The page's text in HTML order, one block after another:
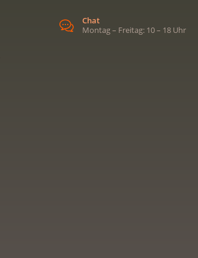
Chat
Montag – Freitag: 10 – 18 Uhr